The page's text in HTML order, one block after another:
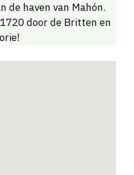
de haven van Mahón.
door de Britten en